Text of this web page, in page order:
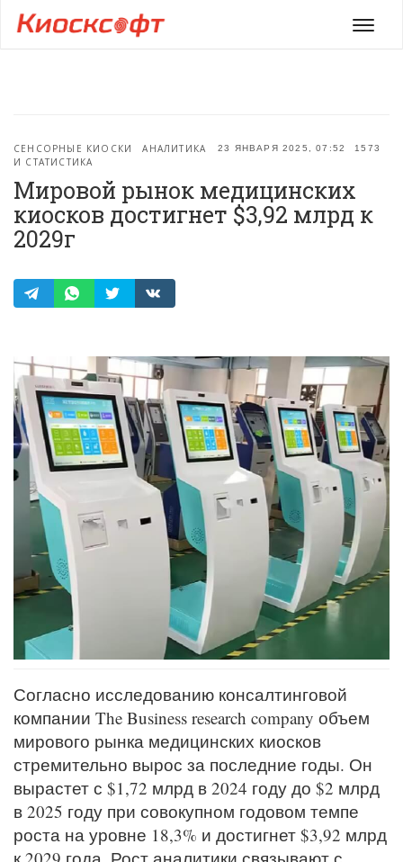
Меню
23 ЯНВАРЯ 2025, 07:52 1573
СЕНСОРНЫЕ КИОСКИ
АНАЛИТИКА
И СТАТИСТИКА
Мировой рынок медицинских
киосков достигнет $3,92 млрд к
2029г
Согласно исследованию консалтинговой
компании The Business research company объем
мирового рынка медицинских киосков
стремительно вырос за последние годы. Он
вырастет с $1,72 млрд в 2024 году до $2 млрд
в 2025 году при совокупном годовом темпе
роста на уровне 18,3% и достигнет $3,92 млрд